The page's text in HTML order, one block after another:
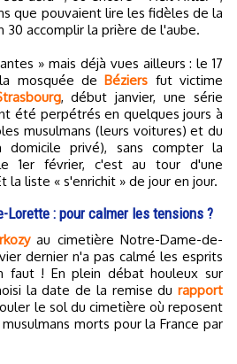
que pouvaient lire les fidèles de la
30 accomplir la prière de l'aube.
» mais déjà vues ailleurs : le 17
la mosquée deBéziers fut victime
, début janvier, une série
été perpétrés en quelques jours à
musulmans (leurs voitures) et du
privé), sans compter la
1er février, c'est au tour d'une
la liste « s'enrichit » de jour en jour.
Lorette : pour calmer les tensions ?
au cimetière Notre-Dame-de-
dernier n'a pas calmé les esprits
faut ! En plein débat houleux sur
la date de la remise du rapport
le sol du cimetière où reposent
morts pour la France par